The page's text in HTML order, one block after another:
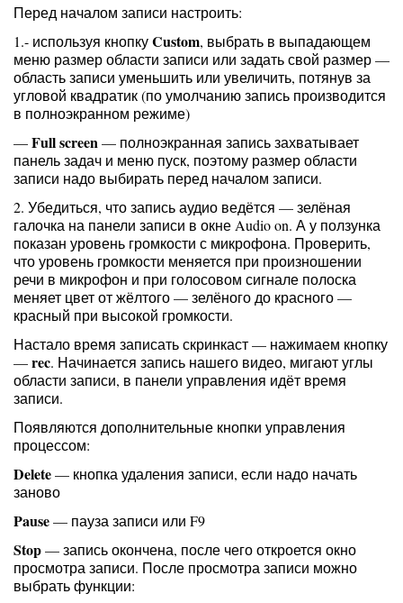
Перед началом записи настроить:
1.- используя кнопкуCustom, выбрать в выпадающем
меню размер области записи или задать свой размер —
область записи уменьшить или увеличить, потянув за
угловой квадратик (по умолчанию запись производится
в полноэкранном режиме)
—Full screen— полноэкранная запись захватывает
панель задач и меню пуск, поэтому размер области
записи надо выбирать перед началом записи.
2. Убедиться, что запись аудио ведётся — зелёная
галочка на панели записи в окне Audio on. А у ползунка
показан уровень громкости с микрофона. Проверить,
что уровень громкости меняется при произношении
речи в микрофон и при голосовом сигнале полоска
меняет цвет от жёлтого — зелёного до красного —
красный при высокой громкости.
Настало время записать скринкаст — нажимаем кнопку
—rec. Начинается запись нашего видео, мигают углы
области записи, в панели управления идёт время
записи.
Появляются дополнительные кнопки управления
процессом:
Delete— кнопка удаления записи, если надо начать
заново
Pause— пауза записи или F9
Stop— запись окончена, после чего откроется окно
просмотра записи. После просмотра записи можно
выбрать функции: